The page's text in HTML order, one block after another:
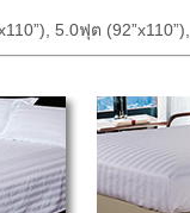
5.0ฟุต